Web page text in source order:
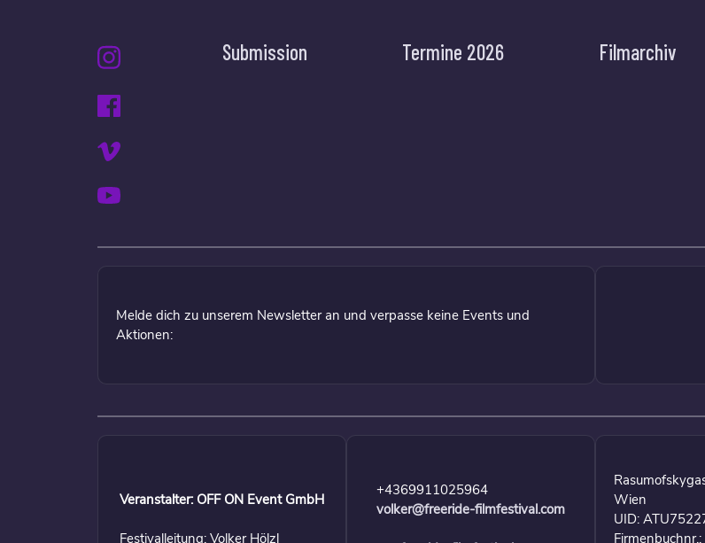
Submission Termine 2026 Filmarchiv
Melde dich zu unserem Newsletter an und verpasse keine Events und
Aktionen:
Veranstalter: OFF ON Event GmbH
Festivalleitung: Volker Hölzl
+4369911025964
volker@freeride-filmfestival.com
Wien
UID: